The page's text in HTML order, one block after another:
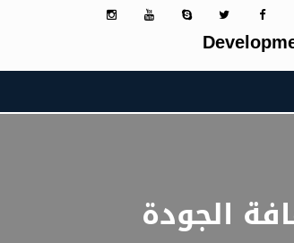
بفعالية تعزّز ثقافة الجودة